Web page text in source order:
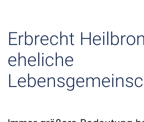
Erbrecht
eheliche